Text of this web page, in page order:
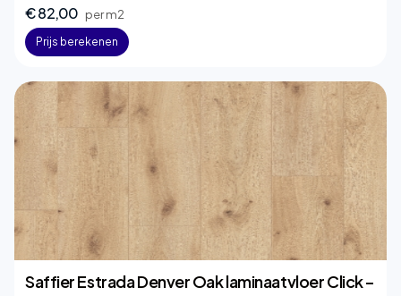
€ 82,00 per m2
Prijs berekenen
Saffier Estrada Denver Oak laminaatvloer Click –